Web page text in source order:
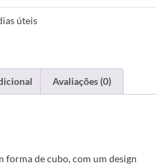
úteis
Avaliações (0)
forma de cubo, com um design